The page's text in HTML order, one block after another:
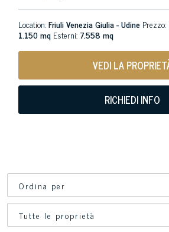
Location:Friuli Venezia Giulia - Udine Prezzo:
1.150 mq Esterni: 7.558 mq
VEDI LA
RICHIEDI INFO